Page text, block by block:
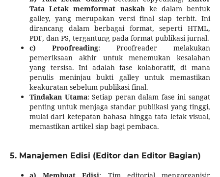
Tata Letak memformat naskahke dalam bentuk
galley, yang merupakan versi final siap terbit. Ini
dirancang dalam berbagai format, seperti HTML,
PDF, dan PS, tergantung pada format publikasi jurnal.
c) Proofreading: Proofreader melakukan
pemeriksaan akhir untuk menemukan kesalahan
yang tersisa. Ini adalah fase kolaboratif, di mana
penulis meninjau bukti galley untuk memastikan
keakuratan sebelum publikasi final.
Tindakan Utama: Setiap peran dalam fase ini sangat
penting untuk menjaga standar publikasi yang tinggi,
mulai dari ketepatan bahasa hingga tata letak visual,
memastikan artikel siap bagi pembaca.
5. Manajemen Edisi (Editor dan Editor Bagian)